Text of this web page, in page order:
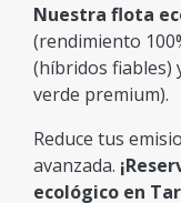
Nuestra flota
(rendimiento
(híbridos fiables)
verde premium).
Reduce tus
avanzada.
ecológico en